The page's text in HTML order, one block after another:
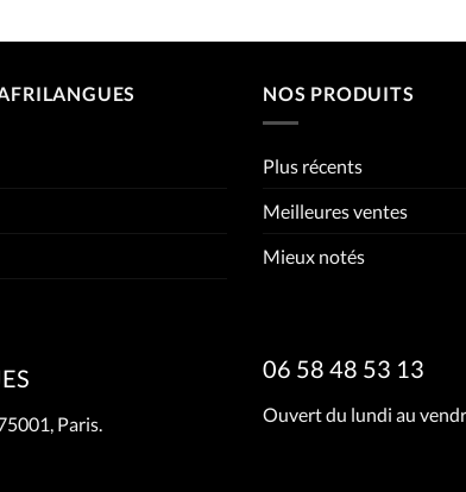
Paris.
NOS PRODUITS
Plus récents
Meilleures ventes
Mieux notés
06 58 48 53 13
Ouvert du lundi au